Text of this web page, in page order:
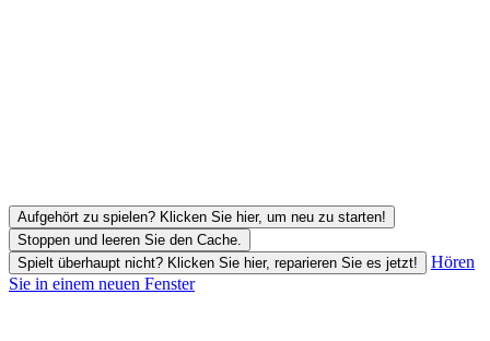
Aufgehört zu spielen? Klicken Sie hier, um neu zu starten!
Stoppen und leeren Sie den Cache.
Spielt überhaupt nicht? Klicken Sie hier, reparieren Sie es jetzt!
Hören
Sie in einem neuen Fenster